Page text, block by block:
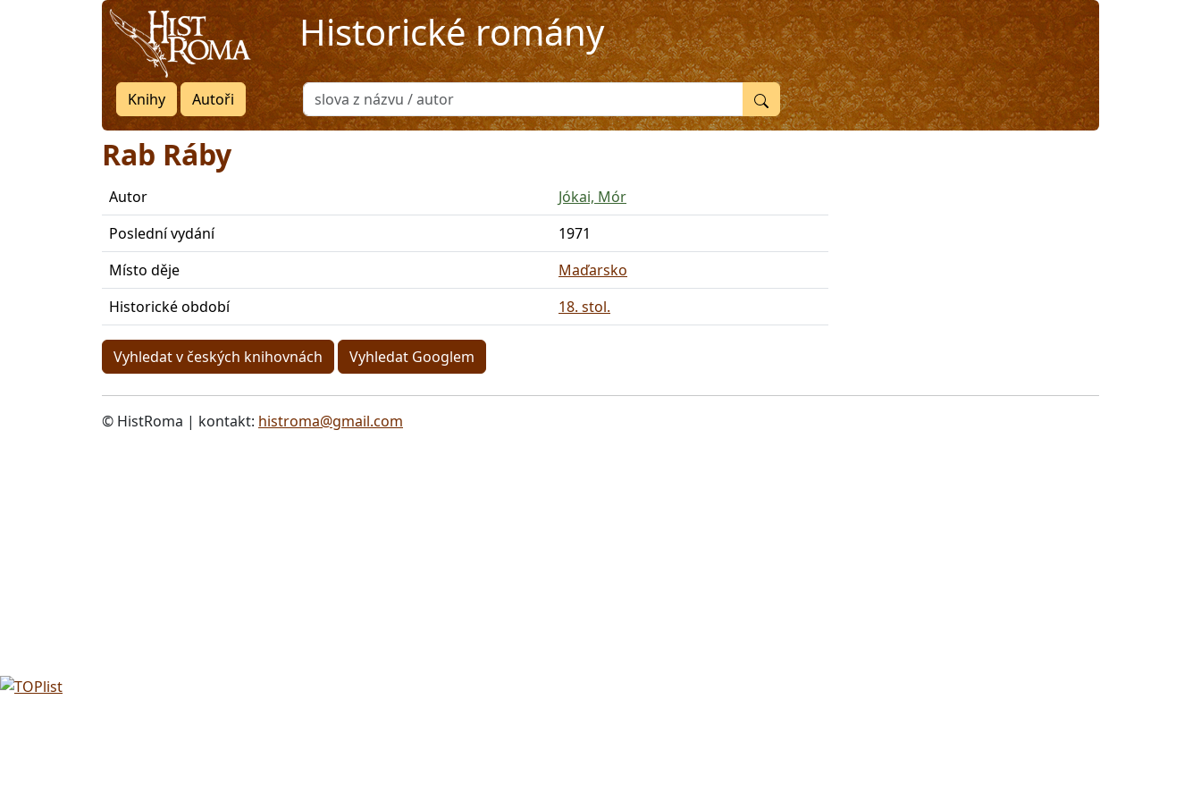
Historické romány
Knihy Autoři
Rab Ráby
Autor
Jókai, Mór
Poslední vydání
1971
Místo děje
Maďarsko
Historické období
18. stol.
Vyhledat v českých knihovnách Vyhledat Googlem
© HistRoma | kontakt: histroma@gmail.com